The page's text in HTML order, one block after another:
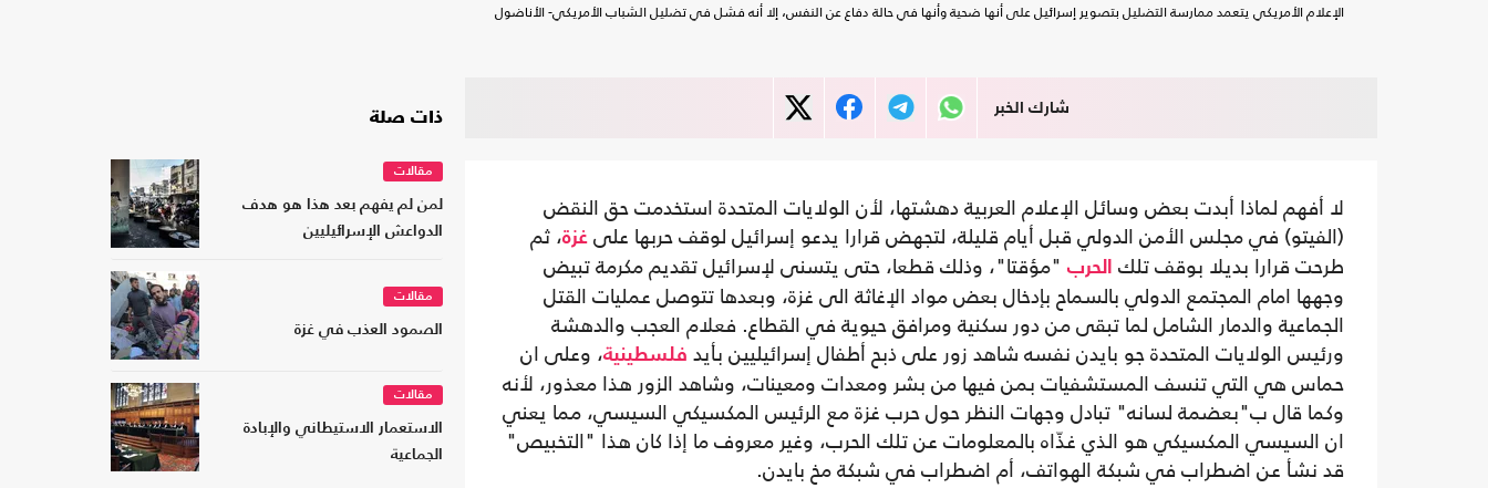
الإعلام الأمريكي يتعمد ممارسة التضليل بتصوير إسرائيل على أنها ضحية وأنها في حالة دفاع عن النفس، إلا أنه فشل في تضليل الشباب الأمريكي- الأناضول
شارك الخبر
لا أفهم لماذا أبدت بعض وسائل الإعلام العربية دهشتها، لأن الولايات المتحدة استخدمت حق النقض
(الفيتو) في مجلس الأمن الدولي قبل أيام قليلة، لتجهض قرارا يدعو إسرائيل لوقف حربها على غزة، ثم
طرحت قرارا بديلا بوقف تلك
الحرب "مؤقتا"، وذلك قطعا، حتى يتسنى لإسرائيل تقديم مكرمة تبيض
وجهها امام المجتمع الدولي بالسماح بإدخال بعض مواد الإغاثة الى غزة، وبعدها تتوصل عمليات القتل
الجماعية والدمار الشامل لما تبقى من دور سكنية ومرافق حيوية في القطاع. فعلام العجب والدهشة
ورئيس الولايات المتحدة جو بايدن نفسه شاهد زور على ذبح أطفال إسرائيليين بأيد فلسطينية، وعلى ان
حماس هي التي تنسف المستشفيات بمن فيها من بشر ومعدات ومعينات، وشاهد الزور هذا معذور، لأنه
وكما قال ب"بعضمة لسانه" تبادل وجهات النظر حول حرب غزة مع الرئيس المكسيكي السيسي، مما يعني
ان السيسي المكسيكي هو الذي غذّاه بالمعلومات عن تلك الحرب، وغير معروف ما إذا كان هذا "التخبيص"
قد نشأ عن اضطراب في شبكة الهواتف، أم اضطراب في شبكة مخ بايدن.
ذات صلة
مقالات
لمن لم يفهم بعد هذا هو هدف
الدواعش الإسرائيليين
مقالات
الصمود العذب في غزة
مقالات
الاستعمار الاستيطاني والإبادة
الجماعية